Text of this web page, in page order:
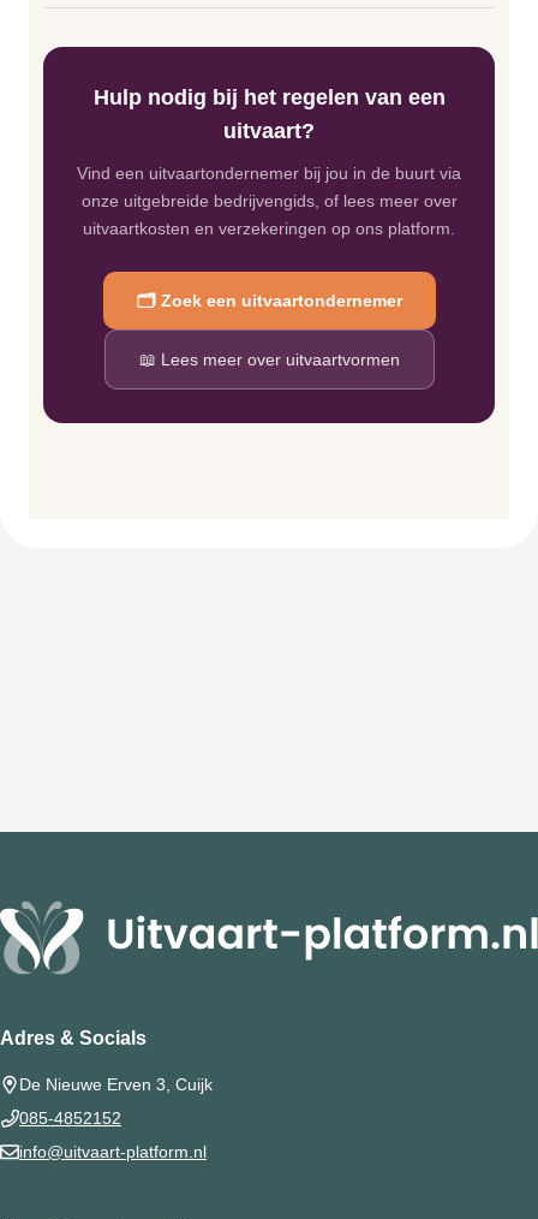
Hulp nodig bij het regelen van een
uitvaart?
Vind een uitvaartondernemer bij jou in de buurt via
onze uitgebreide bedrijvengids, of lees meer over
uitvaartkosten en verzekeringen op ons platform.
🗂️ Zoek een uitvaartondernemer
📖 Lees meer over uitvaartvormen
Adres & Socials
De Nieuwe Erven 3, Cuijk
085-4852152
info@uitvaart-platform.nl